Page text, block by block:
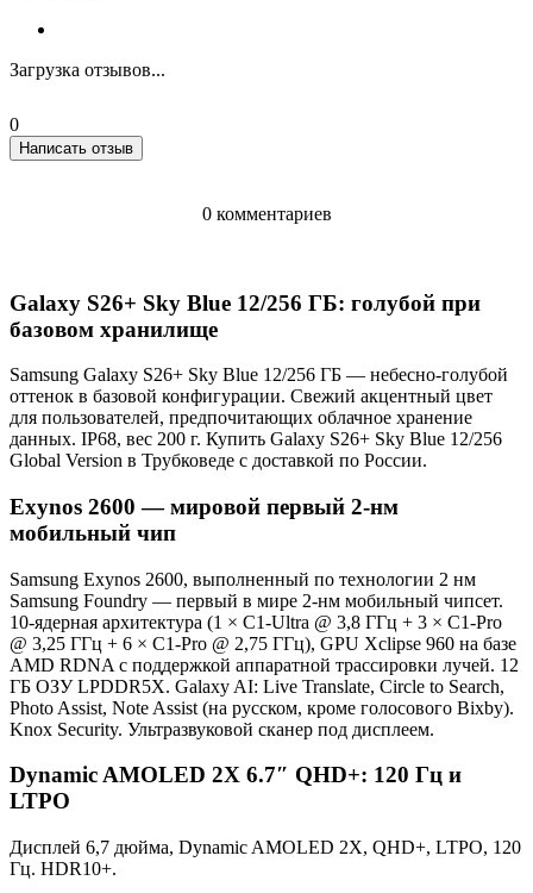
Загрузка отзывов...
0
Написать отзыв
0 комментариев
Galaxy S26+ Sky Blue 12/256 ГБ: голубой при
базовом хранилище
Samsung Galaxy S26+ Sky Blue 12/256 ГБ — небесно-голубой
оттенок в базовой конфигурации. Свежий акцентный цвет
для пользователей, предпочитающих облачное хранение
данных. IP68, вес 200 г. Купить Galaxy S26+ Sky Blue 12/256
Global Version в Трубковеде с доставкой по России.
Exynos 2600 — мировой первый 2-нм
мобильный чип
Samsung Exynos 2600, выполненный по технологии 2 нм
Samsung Foundry — первый в мире 2-нм мобильный чипсет.
10-ядерная архитектура (1 × C1-Ultra @ 3,8 ГГц + 3 × C1-Pro
@ 3,25 ГГц + 6 × C1-Pro @ 2,75 ГГц), GPU Xclipse 960 на базе
AMD RDNA с поддержкой аппаратной трассировки лучей. 12
ГБ ОЗУ LPDDR5X. Galaxy AI: Live Translate, Circle to Search,
Photo Assist, Note Assist (на русском, кроме голосового Bixby).
Knox Security. Ультразвуковой сканер под дисплеем.
Dynamic AMOLED 2X 6.7″ QHD+: 120 Гц и
LTPO
Дисплей 6,7 дюйма, Dynamic AMOLED 2X, QHD+, LTPO, 120
Гц. HDR10+.